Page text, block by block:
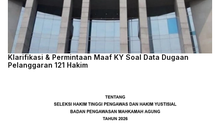
Klarifikasi & Permintaan Maaf KY Soal Data Dugaan
Pelanggaran 121 Hakim